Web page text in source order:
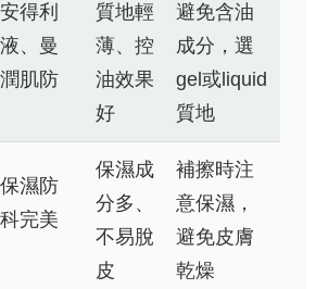
得利
、曼
肌防
質地輕
薄、控
油效果
好
避免含油
成分，選
gel或liquid
質地
濕防
完美
保濕成
分多、
不易脫
皮
補擦時注
意保濕，
避免皮膚
乾燥